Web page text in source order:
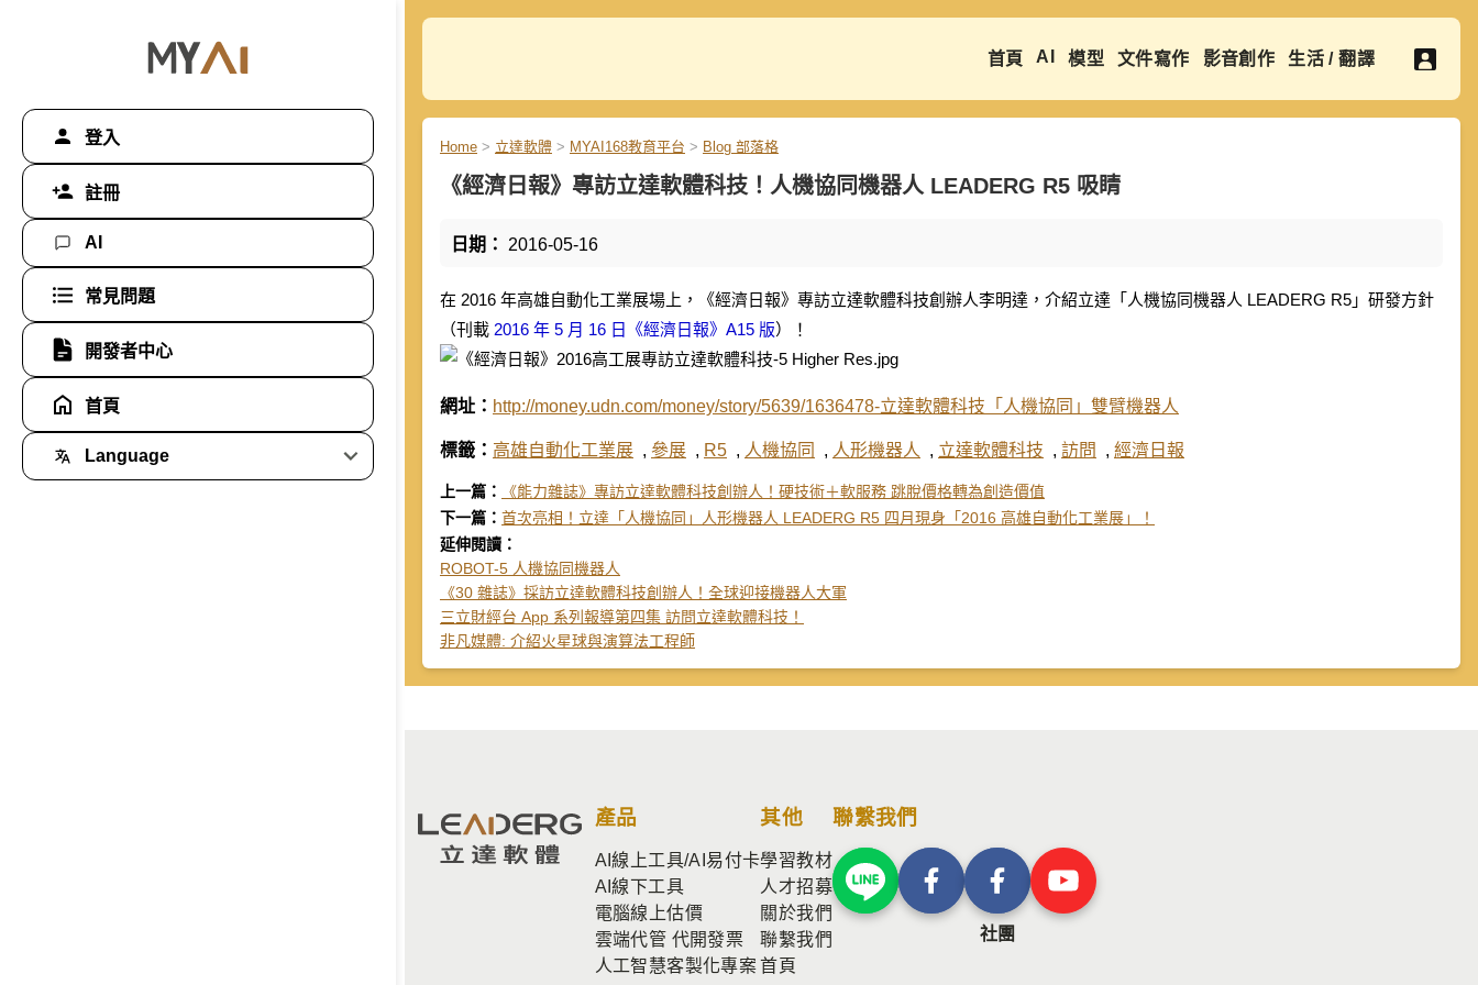
登入
註冊
AI
常見問題
開發者中心
首頁
Language
首頁 AI 模型 文件寫作 影音創作 生活 / 翻譯
Home > 立達軟體 > MYAI168教育平台 > Blog 部落格
《經濟日報》專訪立達軟體科技！人機協同機器人 LEADERG R5 吸睛
日期： 2016-05-16
在 2016 年高雄自動化工業展場上，《經濟日報》專訪立達軟體科技創辦人李明達，介紹立達「人機協同機器人 LEADERG R5」研發方針
（刊載 2016 年 5 月 16 日《經濟日報》A15 版）！
網址： http://money.udn.com/money/story/5639/1636478-立達軟體科技「人機協同」雙臂機器人
標籤： 高雄自動化工業展 , 參展 , R5 , 人機協同 , 人形機器人 , 立達軟體科技 , 訪問 , 經濟日報
上一篇：
《能力雜誌》專訪立達軟體科技創辦人！硬技術＋軟服務 跳脫價格轉為創造價值
下一篇： 首次亮相！立達「人機協同」人形機器人 LEADERG R5 四月現身「2016 高雄自動化工業展」！
延伸閱讀：
ROBOT-5 人機協同機器人
《30 雜誌》採訪立達軟體科技創辦人！全球迎接機器人大軍
三立財經台 App 系列報導第四集 訪問立達軟體科技！
非凡媒體: 介紹火星球與演算法工程師
產品
AI線上工具/AI易付卡
AI線下工具
電腦線上估價
雲端代管 代開發票
人工智慧客製化專案
其他
學習教材
人才招募
關於我們
聯繫我們
首頁
聯繫我們
社團